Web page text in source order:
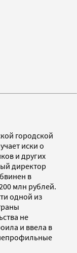
городской
иски о
и других
директор
в
млн рублей.
одной из
не
и ввела в